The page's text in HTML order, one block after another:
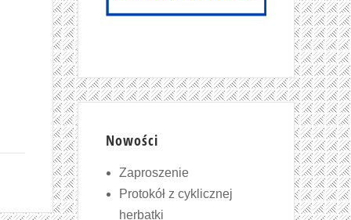
Nowości
Zaproszenie
Protokół z cyklicznej
herbatki